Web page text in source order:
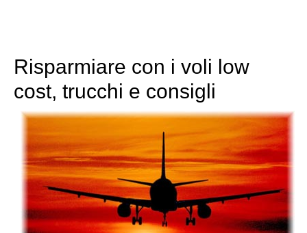
Risparmiare con i voli low
cost, trucchi e consigli